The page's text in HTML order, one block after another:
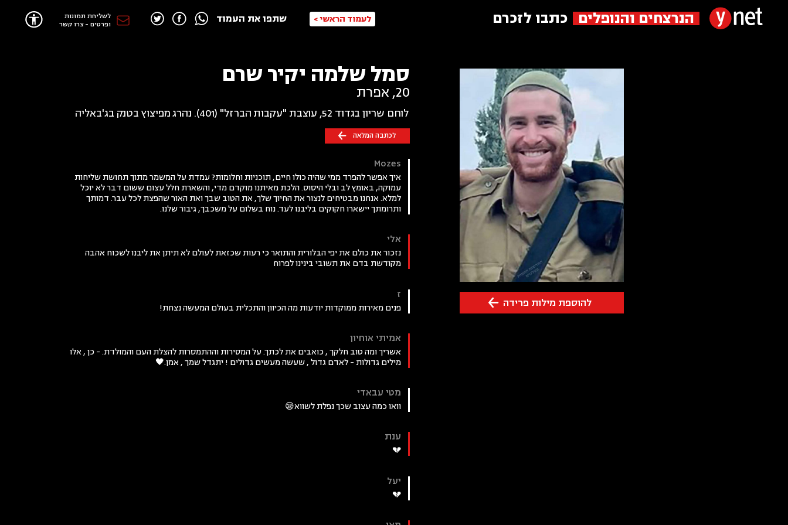
הנרצחים והנופלים כתבו לזכרם לעמוד הראשי > שתפו את העמוד
לשליחת תמונות
ופרטים - צרו קשר
להוספת מילות פרידה
סמל שלמה יקיר שרם
20
, אפרת
לוחם שריון בגדוד 52, עוצבת "עקבות הברזל" (401). נהרג מפיצוץ בטנק בג'באליה
לכתבה המלאה
Mozes
איך אפשר להפרד ממי שהיה כולו חיים, תוכניות וחלומות? עמדת על המשמר מתוך תחושת שליחות
עמוקה, באומץ לב ובלי היסוס. הלכת מאיתנו מוקדם מדי, והשארת חלל עצום ששום דבר לא יוכל
למלא. אנחנו מבטיחים לנצור את החיוך שלך, את הטוב שבך ואת האור שהפצת לכל עבר. דמותך
ותרומתך יישארו חקוקים בליבנו לעד. נוח בשלום על משכבך, גיבור שלנו.
אלי
נזכור את כולם את יפי הבלורית והתואר כי רעות שכזאת לעולם לא תיתן את ליבנו לשכוח אהבה
מקודשת בדם את תשובי בינינו לפרוח
ז
פנים מאירות ממוקדות יודעות מה הכיוון והתכלית בעולם המעשה נצחת!
אמיתי אוחיון
אשריך ומה טוב חלקך , כואבים את לכתך. על המסירות וההתמסרות להצלת העם והמולדת. - כן , אלו
מילים גדולות - לאדם גדול , שעשה מעשים גדולים ! יתגדל שמך , אמן.🖤
מטי עבאדי
וואו כמה עצוב שכך נפלת לשווא😪
ענת
💔
יעל
💔